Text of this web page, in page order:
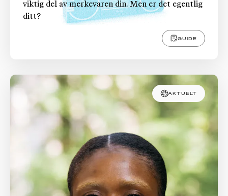
viktig del av merkevaren din. Men er det egentlig
ditt?
GUIDE
AKTUELT